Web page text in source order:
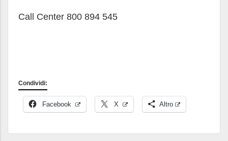
Call Center 800 894 545
Condividi:
Facebook X Altro